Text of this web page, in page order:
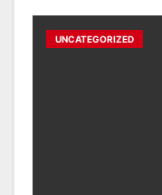
UNCATEGORIZED